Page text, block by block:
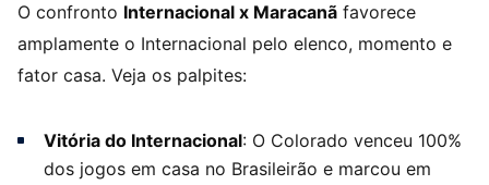
O confronto Internacional x Maracanã favorece
amplamente o Internacional pelo elenco, momento e
fator casa. Veja os palpites:
Vitória do Internacional: O Colorado venceu 100%
dos jogos em casa no Brasileirão e marcou em